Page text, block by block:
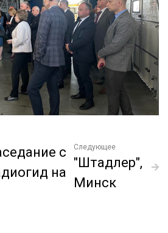
с
на
Следующее
"Штадлер",
Минск